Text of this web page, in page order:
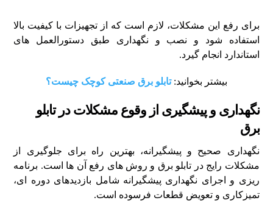
برای رفع این مشکلات، لازم است که از تجهیزات با کیفیت بالا
استفاده شود و نصب و نگهداری طبق دستورالعمل‌ های
استاندارد انجام گیرد.
بیشتر بخوانید:تابلو برق صنعتی کوچک چیست؟
نگهداری و پیشگیری از وقوع مشکلات در تابلو
برق
نگهداری صحیح و پیشگیرانه، بهترین راه برای جلوگیری از
مشکلات رایج در تابلو برق و روش‌ های رفع آن‌ ها است. برنامه‌
ریزی و اجرای نگهداری پیشگیرانه شامل بازدیدهای دوره‌ ای،
تمیزکاری و تعویض قطعات فرسوده است.